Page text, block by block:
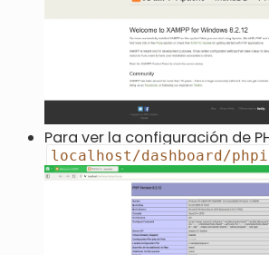
Para ver la configuración de
localhost/dashboard/